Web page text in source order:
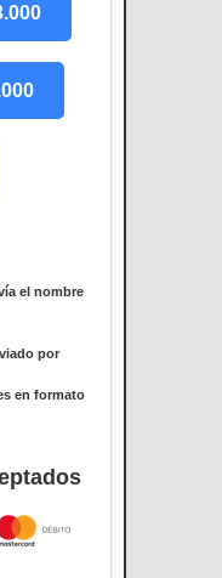
el nombre
por
en formato